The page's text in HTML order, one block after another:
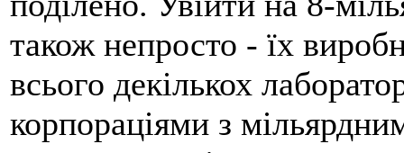
також непросто - їх
всього декількох
корпораціями з